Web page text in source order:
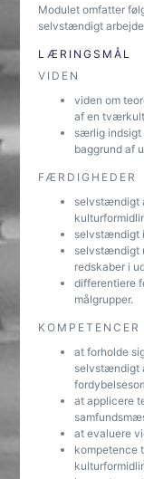
Modulet omfatter
selvstændigt
LÆRINGSMÅL
VIDEN
viden om
af en
særlig indsigt
baggrund af
FÆRDIGHEDER
selvstændigt
selvstændigt
selvstændigt
redskaber i
differentiere
målgrupper.
KOMPETENCER
at forholde
selvstændigt
at applicere
at evaluere
kompetence